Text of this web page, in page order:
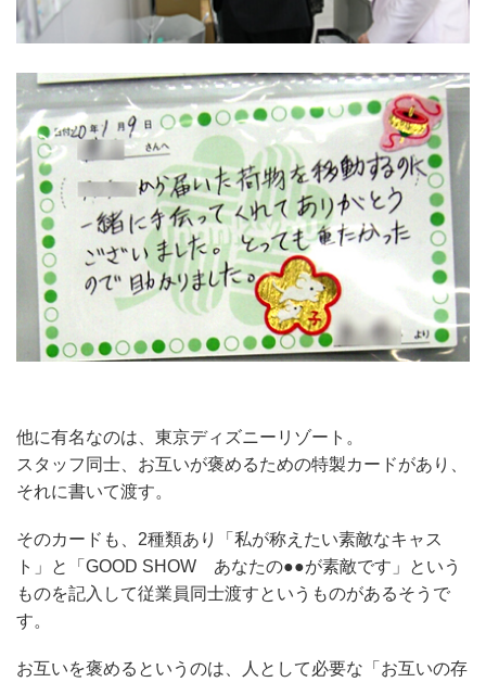
他に有名なのは、東京ディズニーリゾート。
スタッフ同士、お互いが褒めるための特製カードがあり、
それに書いて渡す。
そのカードも、2種類あり「私が称えたい素敵なキャス
ト」と「GOOD SHOW あなたの●●が素敵です」という
ものを記入して従業員同士渡すというものがあるそうで
す。
お互いを褒めるというのは、人として必要な「お互いの存